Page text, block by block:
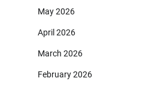
May 2026
April 2026
March 2026
February 2026